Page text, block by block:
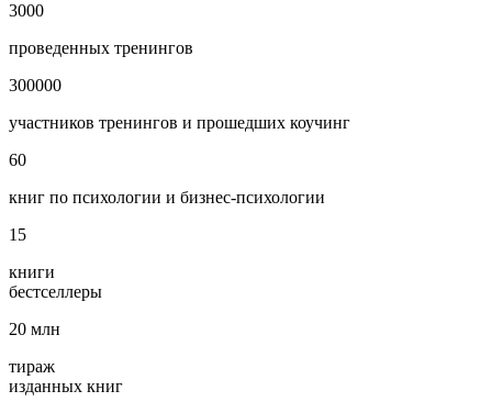
3000
проведенных тренингов
300000
участников тренингов и прошедших коучинг
60
книг по психологии и бизнес‑психологии
15
книги
бестселлеры
20 млн
тираж
изданных книг